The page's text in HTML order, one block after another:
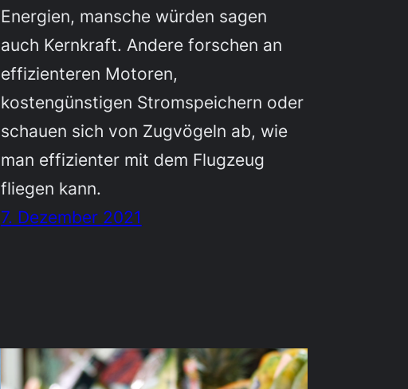
Energien, mansche würden sagen
auch Kernkraft. Andere forschen an
effizienteren Motoren,
kostengünstigen Stromspeichern oder
schauen sich von Zugvögeln ab, wie
man effizienter mit dem Flugzeug
fliegen kann.
7. Dezember 2021